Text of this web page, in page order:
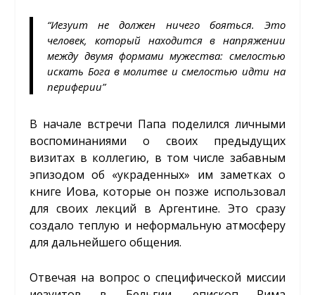
“Иезуит не должен ничего бояться. Это
человек, который находится в напряжении
между двумя формами мужества: смелостью
искать Бога в молитве и смелостью идти на
периферии”
В начале встречи Папа поделился личными
воспоминаниями о своих предыдущих
визитах в коллегию, в том числе забавным
эпизодом об «украденных» им заметках о
книге Иова, которые он позже использовал
для своих лекций в Аргентине. Это сразу
создало теплую и неформальную атмосферу
для дальнейшего общения.
Отвечая на вопрос о специфической миссии